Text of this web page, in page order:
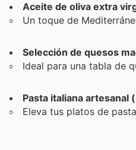
Aceite de oliva extra
Un toque de
Selección de quesos
Ideal para una tabla de
Pasta italiana artesanal
Eleva tus platos de